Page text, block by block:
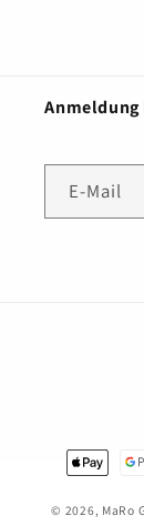
E-Mail
© 2026, MaRo